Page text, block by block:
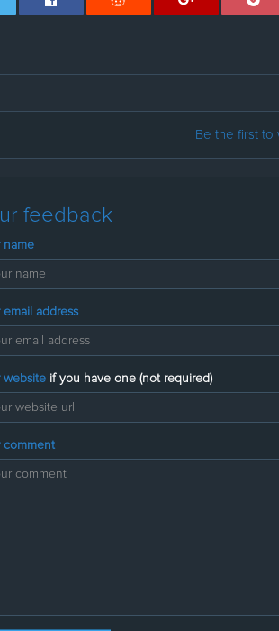
Be the first to
feedback
name
email address
website if you have one (not required)
comment